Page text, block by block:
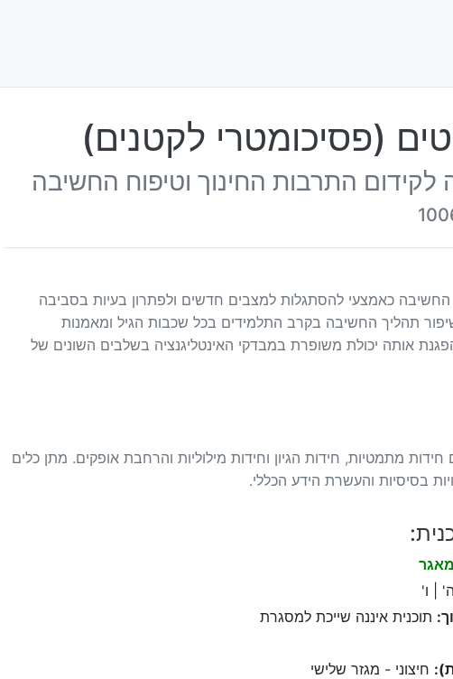
(פסיכומטרי לקטנים)
התרבות החינוך וטיפוח החשיבה
כאמצעי להסתגלות למצבים חדשים ולפתרון בעיות בסביבה
תהליך החשיבה בקרב התלמידים בכל שכבות הגיל ומאמנות
אותה יכולת משופרת במבדקי האינטליגנציה בשלבים השונים של
מתמטיות, חידות הגיון וחידות מילוליות והרחבת אופקים. מתן כלים
בסיסיות והעשרת הידע הכללי.
| ו'
תוכנית איננה שייכת למסגרת
חיצוני - מגזר שלישי